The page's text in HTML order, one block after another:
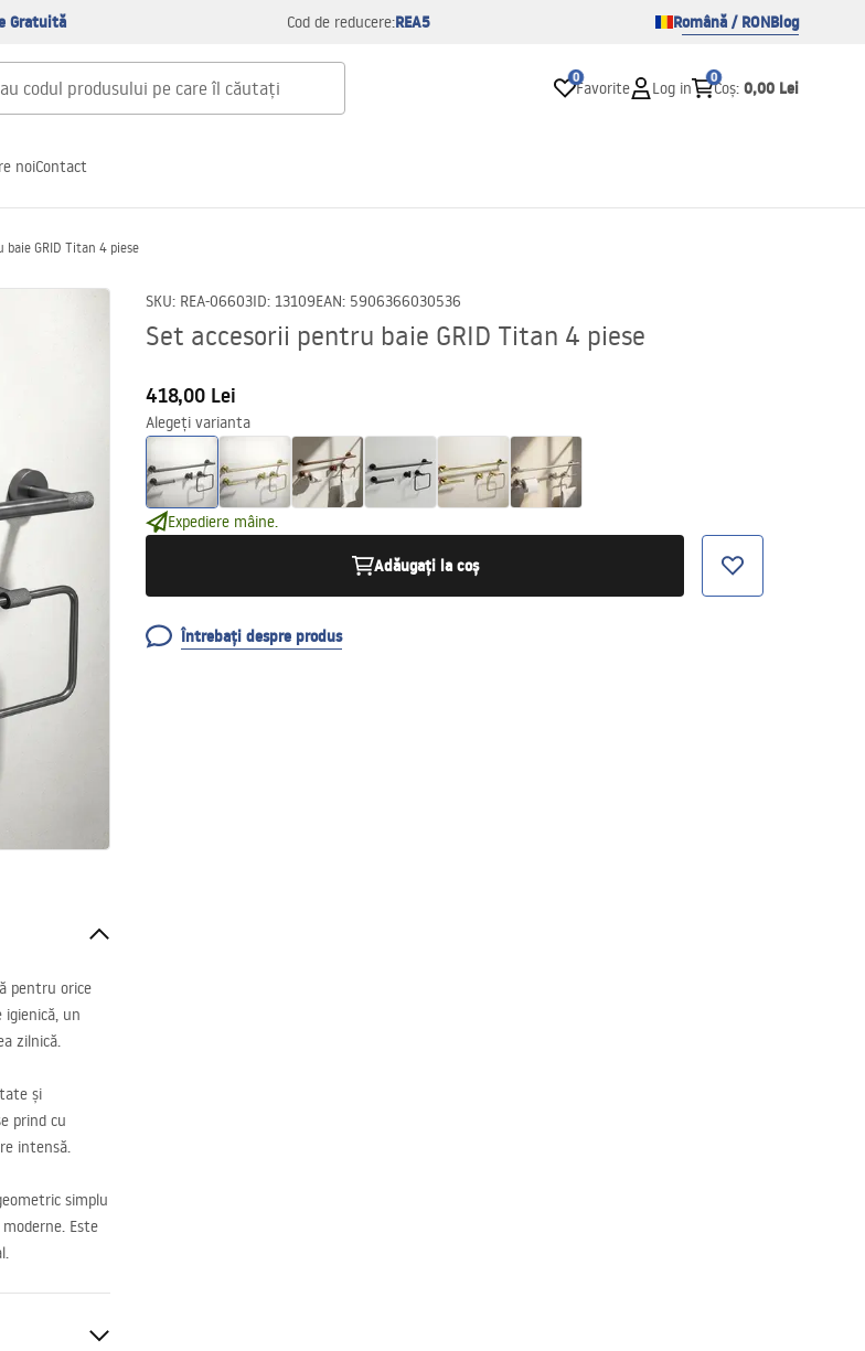
Gratuită Cod de reducere:REA5 Română / RONBlog
0
Favorite Log in
0
Coș: 0,00 Lei
noiContact
baie GRID Titan 4 piese
SKU: REA-06603ID: 13109EAN: 5906366030536
Set accesorii pentru baie GRID Titan 4 piese
418,00 Lei
Alegeți varianta
Expediere mâine.
Adăugați la coș
Întrebați despre produs
pentru orice
un
zilnică.
și
prind cu
intensă.
simplu
Este